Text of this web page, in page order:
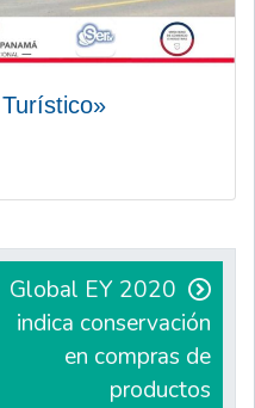
Global EY 2020
indica conservación
en compras de
productos